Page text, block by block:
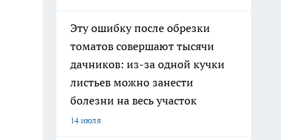
Эту ошибку после обрезки
томатов совершают тысячи
дачников: из-за одной кучки
листьев можно занести
болезни на весь участок
14 июля